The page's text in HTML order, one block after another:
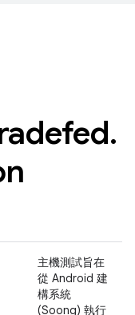
.
主機測試旨在
從 Android 建
構系統
(Soong) 執行